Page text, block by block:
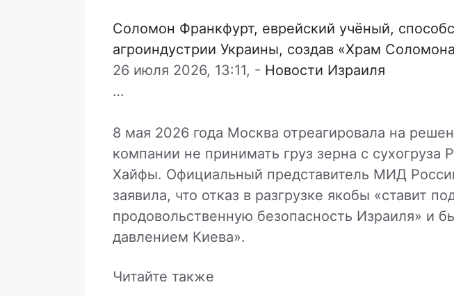
Соломон Франкфурт, еврейский учёный,
агроиндустрии Украины, создав «Храм
26 июля 2026, 13:11, - Новости Израиля
…
8 мая 2026 года Москва отреагировала на
компании не принимать груз зерна с сухогруза
Хайфы. Официальный представитель МИД
заявила, что отказ в разгрузке якобы «ставит
продовольственную безопасность Израиля» и
давлением Киева».
Читайте также